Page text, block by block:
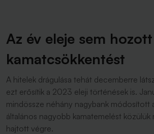
Az év eleje sem
kamatcsökkentést
A hitelek drágulása tehát decemberre
ezt erősítik a 2023 eleji történések is.
mindössze néhány nagybank módosított
általános nagyobb kamatemelést közülük
hajtott végre.